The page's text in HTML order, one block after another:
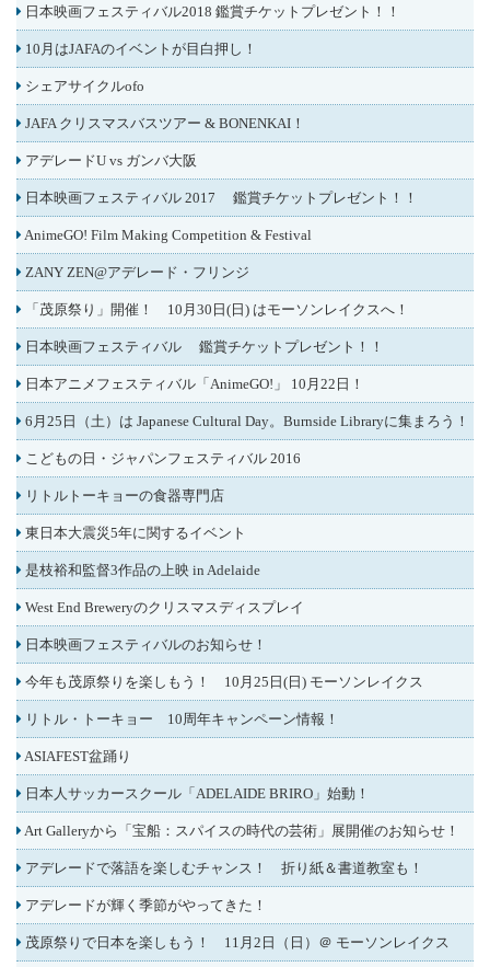
日本映画フェスティバル2018 鑑賞チケットプレゼント！！
10月はJAFAのイベントが目白押し！
シェアサイクルofo
JAFA クリスマスバスツアー & BONENKAI！
アデレードU vs ガンバ大阪
日本映画フェスティバル 2017 鑑賞チケットプレゼント！！
AnimeGO! Film Making Competition & Festival
ZANY ZEN@アデレード・フリンジ
「茂原祭り」開催！ 10月30日(日) はモーソンレイクスへ！
日本映画フェスティバル 鑑賞チケットプレゼント！！
日本アニメフェスティバル「AnimeGO!」 10月22日！
6月25日（土）は Japanese Cultural Day。Burnside Libraryに集まろう！
こどもの日・ジャパンフェスティバル 2016
リトルトーキョーの食器専門店
東日本大震災5年に関するイベント
是枝裕和監督3作品の上映 in Adelaide
West End Breweryのクリスマスディスプレイ
日本映画フェスティバルのお知らせ！
今年も茂原祭りを楽しもう！ 10月25日(日) モーソンレイクス
リトル・トーキョー 10周年キャンペーン情報！
ASIAFEST盆踊り
日本人サッカースクール「ADELAIDE BRIRO」始動！
Art Galleryから「宝船：スパイスの時代の芸術」展開催のお知らせ！
アデレードで落語を楽しむチャンス！ 折り紙＆書道教室も！
アデレードが輝く季節がやってきた！
茂原祭りで日本を楽しもう！ 11月2日（日）＠ モーソンレイクス